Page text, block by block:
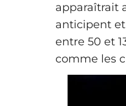
apparaîtrait
anticipent
entre 50 et
comme les